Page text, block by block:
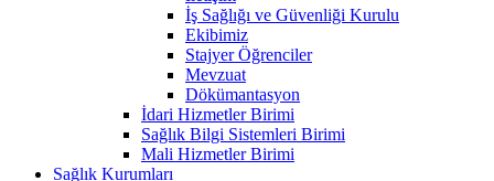
İş Sağlığı ve Güvenliği Kurulu
Ekibimiz
Stajyer Öğrenciler
Mevzuat
Dökümantasyon
İdari Hizmetler Birimi
Sağlık Bilgi Sistemleri Birimi
Mali Hizmetler Birimi
Sağlık Kurumları